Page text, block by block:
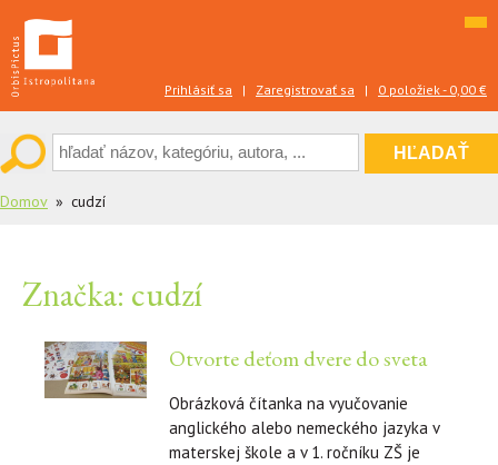
to
content
Prihlásiť sa | Zaregistrovať sa | 0 položiek - 0,00 €
Domov cudzí
Značka: cudzí
Otvorte deťom dvere do sveta
Obrázková čítanka na vyučovanie
anglického alebo nemeckého jazyka v
materskej škole a v 1. ročníku ZŠ je